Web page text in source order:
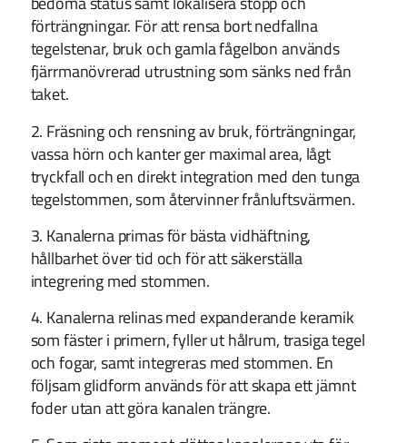
förträngningar. För att rensa bort nedfallna
tegelstenar, bruk och gamla fågelbon används
fjärrmanövrerad utrustning som sänks ned från
taket.
2. Fräsning och rensning av bruk, förträngningar,
vassa hörn och kanter ger maximal area, lågt
tryckfall och en direkt integration med den tunga
tegelstommen, som återvinner frånluftsvärmen.
3. Kanalerna primas för bästa vidhäftning,
hållbarhet över tid och för att säkerställa
integrering med stommen.
4. Kanalerna relinas med expanderande keramik
som fäster i primern, fyller ut hålrum, trasiga tegel
och fogar, samt integreras med stommen. En
följsam glidform används för att skapa ett jämnt
foder utan att göra kanalen trängre.